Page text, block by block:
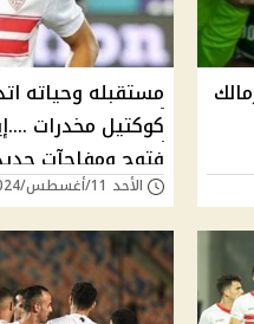
مستقبله وحياته
كوكتيل مخدرات
فتوح ومفاجآت
الأحد 11/أغسطس/2024 - 01:41 م